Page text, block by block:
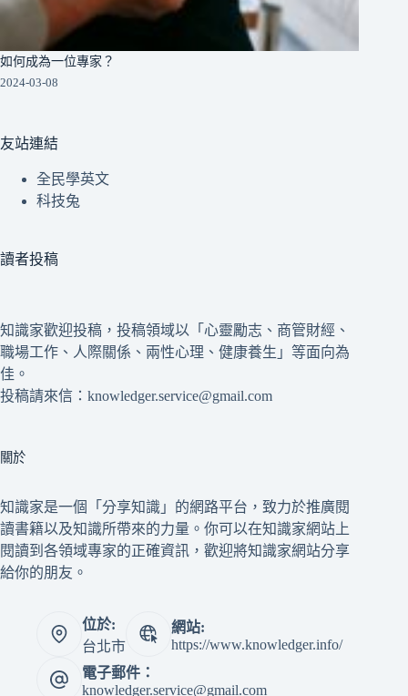
如何成為一位專家？
2024-03-08
友站連結
全民學英文
科技兔
讀者投稿
知識家歡迎投稿，投稿領域以「心靈勵志、商管財經、
職場工作、人際關係、兩性心理、健康養生」等面向為
佳。
投稿請來信：knowledger.service@gmail.com
關於
知識家是一個「分享知識」的網路平台，致力於推廣閱
讀書籍以及知識所帶來的力量。你可以在知識家網站上
閱讀到各領域專家的正確資訊，歡迎將知識家網站分享
給你的朋友。
位於:
台北市
網站:
https://www.knowledger.info/
電子郵件：
knowledger.service@gmail.com